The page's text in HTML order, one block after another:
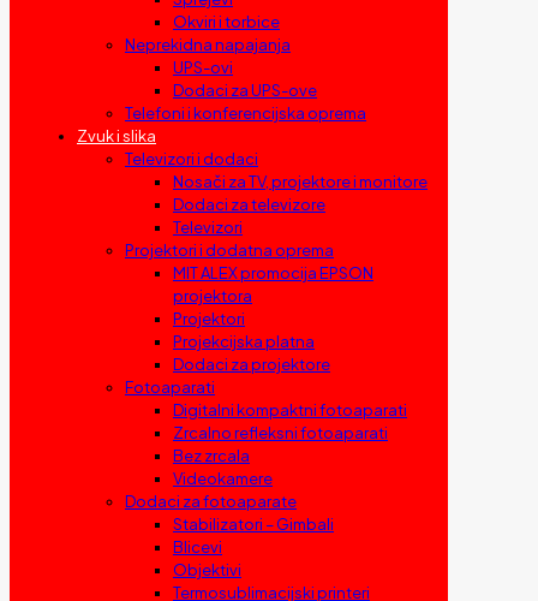
Okviri i torbice
Neprekidna napajanja
UPS-ovi
Dodaci za UPS-ove
Telefoni i konferencijska oprema
Zvuk i slika
Televizori i dodaci
Nosači za TV, projektore i monitore
Dodaci za televizore
Televizori
Projektori i dodatna oprema
MIT ALEX promocija EPSON
projektora
Projektori
Projekcijska platna
Dodaci za projektore
Fotoaparati
Digitalni kompaktni fotoaparati
Zrcalno refleksni fotoaparati
Bez zrcala
Videokamere
Dodaci za fotoaparate
Stabilizatori – Gimbali
Blicevi
Objektivi
Termosublimacijski printeri